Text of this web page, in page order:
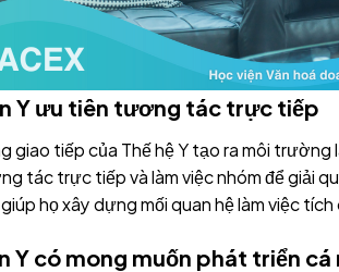
Yưu tiên tương tác trực tiếp
giao tiếp của Thế hệ Y tạo ra môi
tác trực tiếp và làm việc nhóm để giải
họ xây dựng mối quan hệ làm việc
Ycó mong muốn phát triển cá